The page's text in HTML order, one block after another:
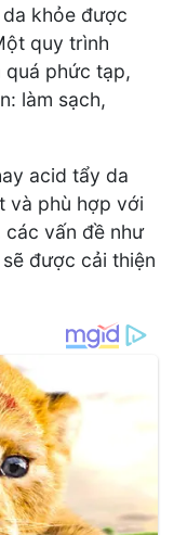
khỏe được
quy trình
quá phức tạp,
làm sạch,
acid tẩy da
và phù hợp với
các vấn đề như
được cải thiện